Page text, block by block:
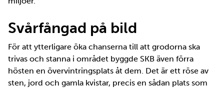
Svårfångad på bild
För att ytterligare öka chanserna till att grodorna ska
trivas och stanna i området byggde SKB även förra
hösten en övervintringsplats åt dem. Det är ett röse av
sten, jord och gamla kvistar, precis en sådan plats som